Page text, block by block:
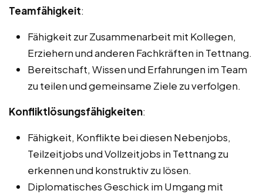
Teamfähigkeit:
Fähigkeit zur Zusammenarbeit mit Kollegen,
Erziehern und anderen Fachkräften in Tettnang.
Bereitschaft, Wissen und Erfahrungen im Team
zu teilen und gemeinsame Ziele zu verfolgen.
Konfliktlösungsfähigkeiten:
Fähigkeit, Konflikte bei diesen Nebenjobs,
Teilzeitjobs und Vollzeitjobs in Tettnang zu
erkennen und konstruktiv zu lösen.
Diplomatisches Geschick im Umgang mit